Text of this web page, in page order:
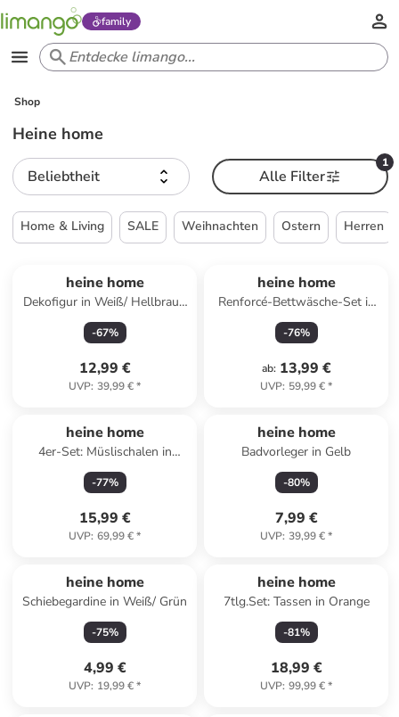
family
Shop
Heine home
Beliebtheit
1
Alle Filter
Home & Living SALE Weihnachten Ostern Herren
heine home
Dekofigur in Weiß/ Hellbraun
- (B)16,5 x (H)19,5 x (T)10,5
cm
-67%
12,99 €
UVP: 39,99 €*
heine home
Renforcé-Bettwäsche-Set in
Rosa
-76%
ab: 13,99 €
UVP: 59,99 €*
heine home
4er-Set: Müslischalen in
Orange - Ø 14,5 cm
-77%
15,99 €
UVP: 69,99 €*
heine home
Badvorleger in Gelb
-80%
7,99 €
UVP: 39,99 €*
heine home
Schiebegardine in Weiß/ Grün
-75%
4,99 €
UVP: 19,99 €*
heine home
7tlg.Set: Tassen in Orange
-81%
18,99 €
UVP: 99,99 €*